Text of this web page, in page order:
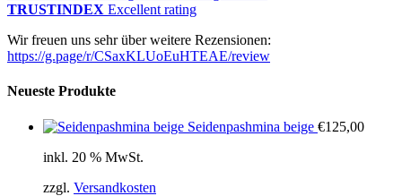
TRUSTINDEX Excellent rating
Wir freuen uns sehr über weitere Rezensionen:
https://g.page/r/CSaxKLUoEuHTEAE/review
Neueste Produkte
Seidenpashmina beige €125,00
inkl. 20 % MwSt.
zzgl. Versandkosten